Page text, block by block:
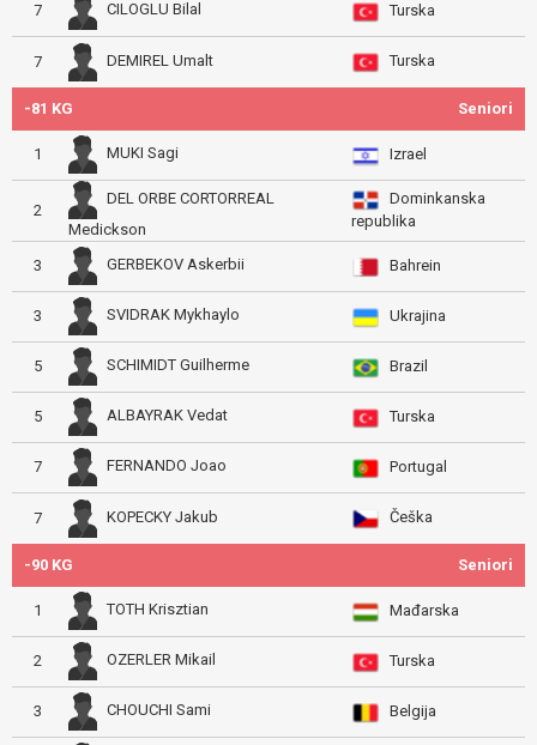
7 CILOGLU Bilal Turska
7 DEMIREL Umalt Turska
-81 KG Seniori
1 MUKI Sagi Izrael
2
DEL ORBE CORTORREAL
Medickson
Dominkanska
republika
3 GERBEKOV Askerbii Bahrein
3 SVIDRAK Mykhaylo Ukrajina
5 SCHIMIDT Guilherme Brazil
5 ALBAYRAK Vedat Turska
7 FERNANDO Joao Portugal
7 KOPECKY Jakub Češka
-90 KG Seniori
1 TOTH Krisztian Mađarska
2 OZERLER Mikail Turska
3 CHOUCHI Sami Belgija